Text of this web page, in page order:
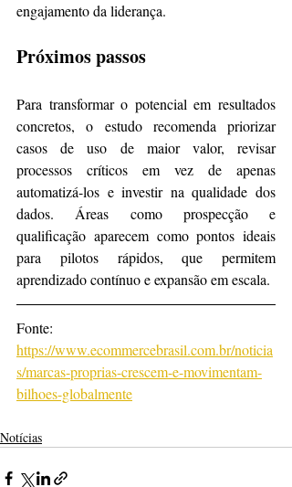
engajamento da liderança.
Próximos passos
Para transformar o potencial em resultados
concretos, o estudo recomenda priorizar
casos de uso de maior valor, revisar
processos críticos em vez de apenas
automatizá-los e investir na qualidade dos
dados. Áreas como prospecção e
qualificação aparecem como pontos ideais
para pilotos rápidos, que permitem
aprendizado contínuo e expansão em escala.
Fonte:
https://www.ecommercebrasil.com.br/noticia
s/marcas-proprias-crescem-e-movimentam-
bilhoes-globalmente
Notícias